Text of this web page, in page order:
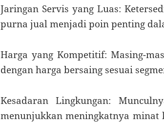
Jaringan Servis yang Luas:
purna jual menjadi poin penting
Harga yang Kompetitif: Masing-
dengan harga bersaing sesuai
Kesadaran Lingkungan:
menunjukkan meningkatnya minat